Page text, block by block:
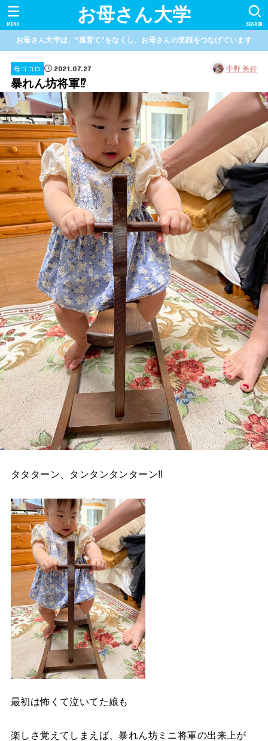
お母さん大学 SEARCH
MENU
お母さん大学は、“孤育て”をなくし、お母さんの笑顔をつなげています
母ゴコロ 2021.07.27 中野 美鈴
暴れん坊将軍⁉︎
タタターン、タンタンタンターン‼︎
最初は怖くて泣いてた娘も
楽しさ覚えてしまえば、暴れん坊ミニ将軍の出来上が